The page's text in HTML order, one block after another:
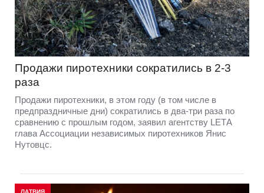
Продажи пиротехники сократились в 2-3
раза
Продажи пиротехники, в этом году (в том числе в
предпраздничные дни) сократились в два-три раза по
сравнению с прошлым годом, заявил агентству LЕТА
глава Ассоциации независимых пиротехников Янис
Нутовцс.
ЛАТВИЯ